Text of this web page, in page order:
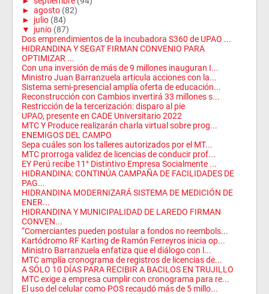
► agosto (82)
► julio (84)
▼
junio (87)
Dos emprendimientos de la Incubadora S360 de UPAO ...
HIDRANDINA Y SEGAT FIRMAN CONVENIO PARA
OPTIMIZAR ...
Con una inversión de más de 9 millones inauguran I...
Ministro Juan Barranzuela articula acciones con la...
Sistema semi-presencial amplía oferta de educación...
Reconstrucción con Cambios invertirá 33 millones s...
Restricción de la tercerización: disparo al pie
UPAO, presente en CADE Universitario 2022
MTC Y Produce realizarán charla virtual sobre prog...
ENEMIGOS DEL CAMPO
Sepa cuáles son los talleres autorizados por el MT...
MTC prorroga validez de licencias de conducir prof...
EY Perú recibe 11° Distintivo Empresa Socialmente ...
HIDRANDINA: CONTINÚA CAMPAÑA DE FACILIDADES DE
PAG...
HIDRANDINA MODERNIZARÁ SISTEMA DE MEDICIÓN DE
ENER...
HIDRANDINA Y MUNICIPALIDAD DE LAREDO FIRMAN
CONVEN...
“Comerciantes pueden postular a fondos no reembols...
Kartódromo RF Karting de Ramón Ferreyros inicia op...
Ministro Barranzuela enfatiza que el diálogo con l...
MTC amplía cronograma de registros de licencias de...
A SÓLO 10 DÍAS PARA RECIBIR A BACILOS EN TRUJILLO
MTC exige a empresa cumplir con cronograma para re...
El uso del celular como POS recaudó más de 5 millo...